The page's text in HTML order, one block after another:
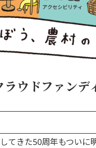
ウドファンデ
きた50周年もついに